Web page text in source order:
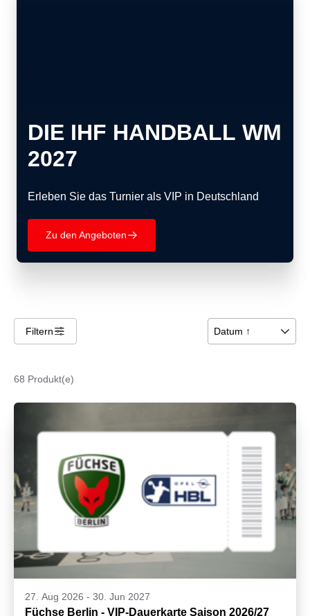
DIE IHF HANDBALL WM
2027
Erleben Sie das Turnier als VIP in Deutschland
Zu den Angeboten􀄫
Filtern􀌆 Datum ↑ 􀆈
68 Produkt(e)
27. Aug 2026 - 30. Jun 2027
Füchse Berlin - VIP-Dauerkarte Saison 2026/27